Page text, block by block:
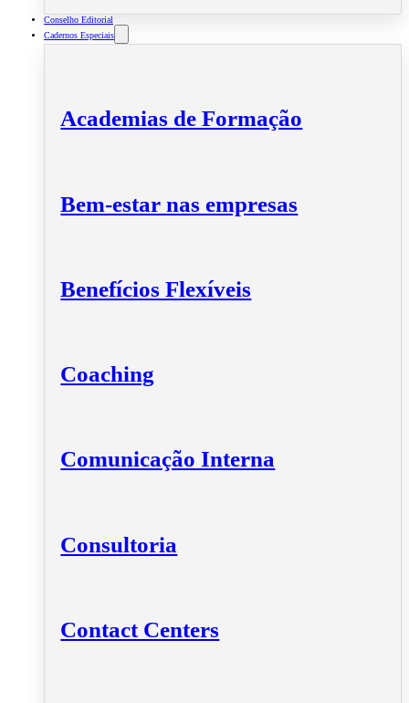
Conselho Editorial
Cadernos Especiais
Academias de Formação
Bem-estar nas empresas
Benefícios Flexíveis
Coaching
Comunicação Interna
Consultoria
Contact Centers